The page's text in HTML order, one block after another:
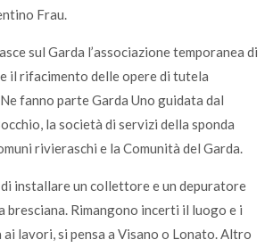
Frau.
sul Garda l’associazione temporanea di
il rifacimento delle opere di tutela
fanno parte Garda Uno guidata dal
la società di servizi della sponda
rivieraschi e la Comunità del Garda.
di installare un collettore e un depuratore
bresciana. Rimangono incerti il luogo e i
lavori, si pensa a Visano o Lonato. Altro